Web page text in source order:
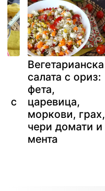
с
Вегетарианска
салата с ориз:
фета,
царевица,
моркови, грах,
чери домати и
мента